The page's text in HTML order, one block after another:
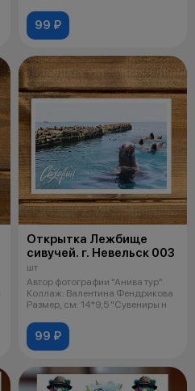
99 ₽
Открытка Лежбище
сивучей. г. Невельск 003
шт
Автор фотографии "Анива тур".
Коллаж: Валентина Фендрикова
Размер, см: 14*9,5 "Сувениры н
99 ₽